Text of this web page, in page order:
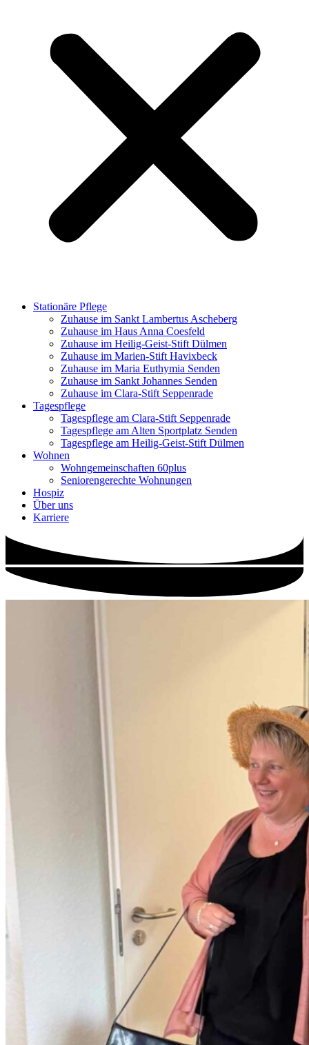
Stationäre Pflege
Zuhause im Sankt Lambertus Ascheberg
Zuhause im Haus Anna Coesfeld
Zuhause im Heilig-Geist-Stift Dülmen
Zuhause im Marien-Stift Havixbeck
Zuhause im Maria Euthymia Senden
Zuhause im Sankt Johannes Senden
Zuhause im Clara-Stift Seppenrade
Tagespflege
Tagespflege am Clara-Stift Seppenrade
Tagespflege am Alten Sportplatz Senden
Tagespflege am Heilig-Geist-Stift Dülmen
Wohnen
Wohngemeinschaften 60plus
Seniorengerechte Wohnungen
Hospiz
Über uns
Karriere